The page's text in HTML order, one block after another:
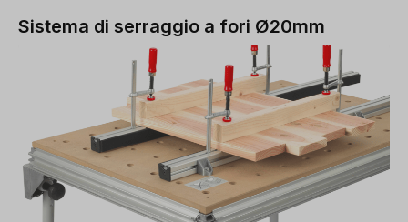
Sistema di serraggio a fori Ø20mm